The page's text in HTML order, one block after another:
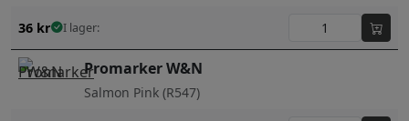
36 kr I lager:
Promarker W&N
Salmon Pink (R547)